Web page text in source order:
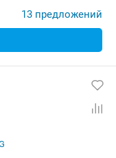
13 предложений